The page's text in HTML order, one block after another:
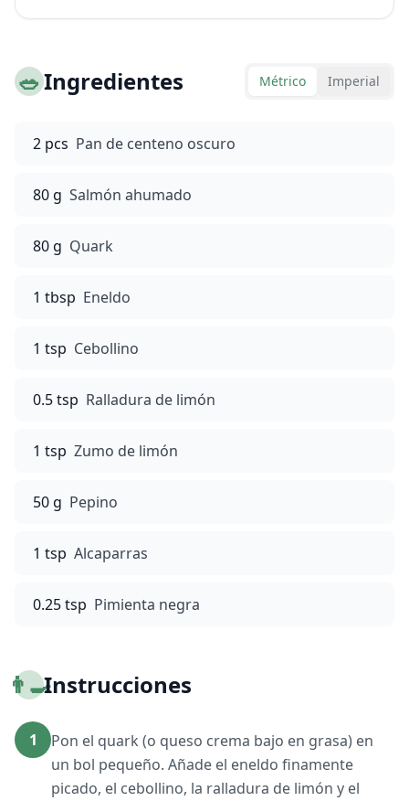
🥗Ingredientes Métrico Imperial
2 pcs Pan de centeno oscuro
80 g Salmón ahumado
80 g Quark
1 tbsp Eneldo
1 tsp Cebollino
0.5 tsp Ralladura de limón
1 tsp Zumo de limón
50 g Pepino
1 tsp Alcaparras
0.25 tsp Pimienta negra
👨‍🍳Instrucciones
1
Pon el quark (o queso crema bajo en grasa) en
un bol pequeño. Añade el eneldo finamente
picado, el cebollino, la ralladura de limón y el